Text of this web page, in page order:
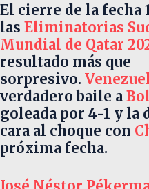
El cierre de la fecha
las Eliminatorias
Mundial de Qatar
resultado más que
sorpresivo.
verdadero baile a
goleada por 4-1 y la
cara al choque con
próxima fecha.